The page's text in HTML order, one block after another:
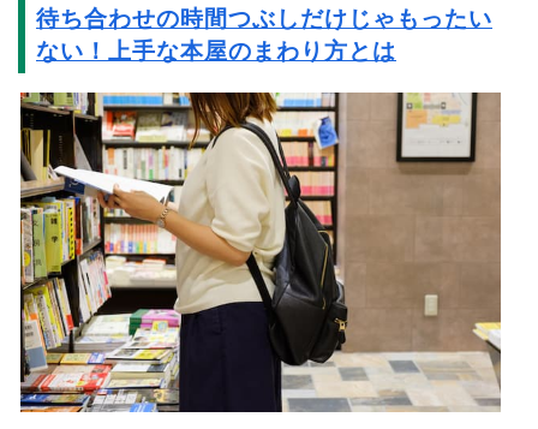
待ち合わせの時間つぶしだけじゃもったい
ない！上手な本屋のまわり方とは